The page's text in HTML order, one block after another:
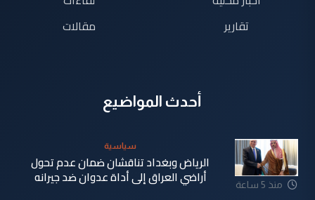
تقارير
مقالات
أحدث المواضيع
منذ 5 ساعة
سياسية
الرياض وبغداد تناقشان ضمان عدم تحول
أراضي العراق إلى أداة عدوان ضد جيرانه